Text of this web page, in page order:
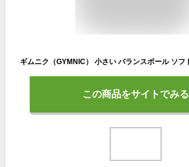
この商品をサイトでみる